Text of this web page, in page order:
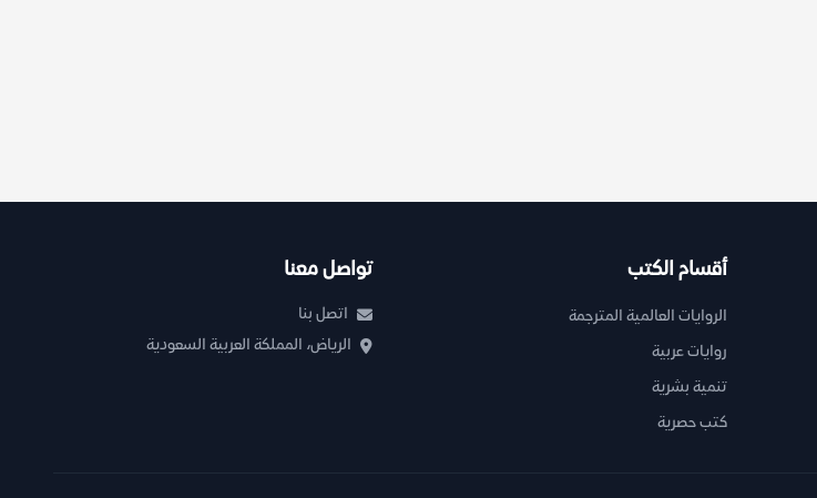
أقسام الكتب
الروايات العالمية المترجمة
روايات عربية
تنمية بشرية
كتب حصرية
تواصل معنا
اتصل بنا
الرياض، المملكة العربية السعودية